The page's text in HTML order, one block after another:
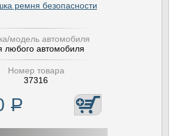
ремня безопасности
модель автомобиля
любого автомобиля
Номер товара
37316
Р